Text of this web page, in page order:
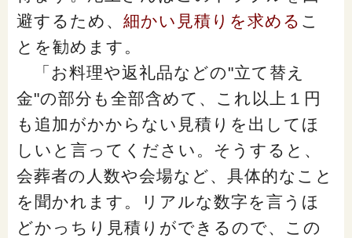
避するため、 細かい見積りを求める こ
とを勧めます。
「お料理や返礼品などの"立て替え
金"の部分も全部含めて、これ以上１円
も追加がかからない見積りを出してほ
しいと言ってください。そうすると、
会葬者の人数や会場など、具体的なこと
を聞かれます。リアルな数字を言うほ
どかっちり見積りができるので、この